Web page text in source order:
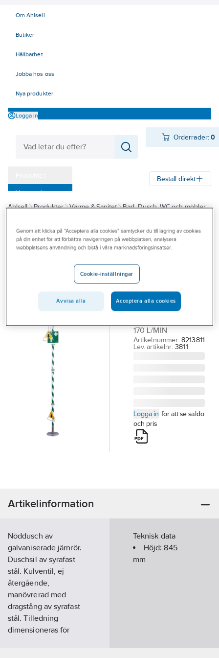
Om Ahlsell
Butiker
Hållbarhet
Jobba hos oss
Nya produkter
Logga in
Orderrader:0
Varumärken
Kampanjer
Outlet
Branscher
Beställ direkt
Ahlsell Produkter Värme & Sanitet
Bad, Dusch, WC och möbler
KRUSMAN
Nöddusch
Krusman 3811,
fristående
KRUSMAN 3811
170 L/MIN
Artikelnummer: 8213811
Lev. artikelnr: 3811
Logga in för att se saldo
och pris
Artikelinformation
Nöddusch av
galvaniserade järnrör.
Duschsil av syrafast
stål. Kulventil, ej
återgående,
manövrerad med
dragstång av syrafast
stål. Tilledning
dimensioneras för
Teknisk data
Höjd:845
mm
Genom att klicka på "Acceptera alla cookies" samtycker du till lagring av cookies
på din enhet för att förbättra navigeringen på webbplatsen, analysera
webbplatsens användning och bistå i våra marknadsföringsinsatser.
Cookie-inställningar
Avvisa alla Acceptera alla cookies